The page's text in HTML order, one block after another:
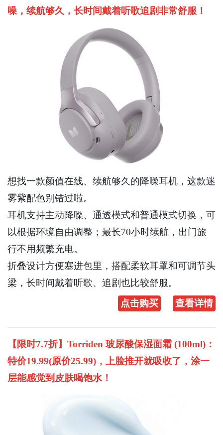
噪，续航够久，长时间戴着听歌追剧非常舒服！
想找一款颜值在线、续航够久的降噪耳机，这款迷
雾紫配色别错过啦。
耳机支持主动降噪、通透模式和普通模式切换，可
以根据环境自由调整；最长70小时续航，出门旅
行不用频繁充电。
折叠设计方便塞进包里，搭配柔软耳罩和可调节头
梁，长时间戴着听歌、追剧也比较舒服。
点击购买
查看详情
【限时7.7折】Torriden 玻尿酸保湿面霜 (100ml)：
特价19.99(原价25.99)，上脸推开就吸收了，涂一
层能感觉到皮肤喝饱水！